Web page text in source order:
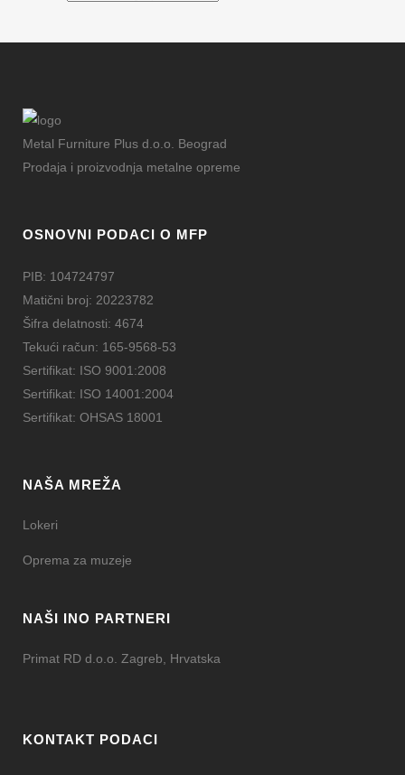
Metal Furniture Plus d.o.o. Beograd
Prodaja i proizvodnja metalne opreme
OSNOVNI PODACI O MFP
PIB: 104724797
Matični broj: 20223782
Šifra delatnosti: 4674
Tekući račun: 165-9568-53
Sertifikat: ISO 9001:2008
Sertifikat: ISO 14001:2004
Sertifikat: OHSAS 18001
NAŠA MREŽA
Lokeri
Oprema za muzeje
NAŠI INO PARTNERI
Primat RD d.o.o. Zagreb, Hrvatska
KONTAKT PODACI